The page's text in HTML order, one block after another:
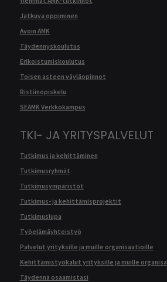
Jatkuva oppiminen
Avoin AMK
Täydennyskoulutus
Erikoistumiskoulutus
Toisen asteen väyläopinnot
Ristiinopiskelu
SEAMK Verkkokampus
TKI- JA YRITYSPALVELUT
Tutkimus ja kehittäminen
Tutkimusryhmät
Tutkimusympäristöt
Tutkimus- ja kehittämisprojektit
Tutkimuslupa
Työelämäyhteistyö
Palvelut yrityksille ja muille organisaatioille
Kehittämistyökalut yrityksille ja muille
Täydennä osaamistasi